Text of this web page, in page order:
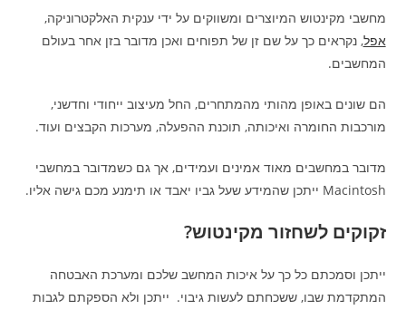
מחשבי מקינטוש המיוצרים ומשווקים על ידי ענקית האלקטרוניקה,
אפל, נקראים כך על שם זן של תפוחים ואכן מדובר בזן אחר בעולם
המחשבים.
הם שונים באופן מהותי מהמתחרים, החל מעיצוב ייחודי וחדשני,
מורכבות החומרה ואיכותה, תוכנת ההפעלה, מערכות הקבצים ועוד.
מדובר במחשבים מאוד אמינים ועמידים, אך גם כשמדובר במחשבי
Macintosh ייתכן שהמידע שעל גביו יאבד או תימנע מכם גישה אליו.
זקוקים לשחזור מקינטוש?
ייתכן וסמכתם כל כך על איכות המחשב שלכם ומערכת האבטחה
המתקדמת שבו, ששכחתם לעשות גיבוי. ייתכן ולא הספקתם לגבות